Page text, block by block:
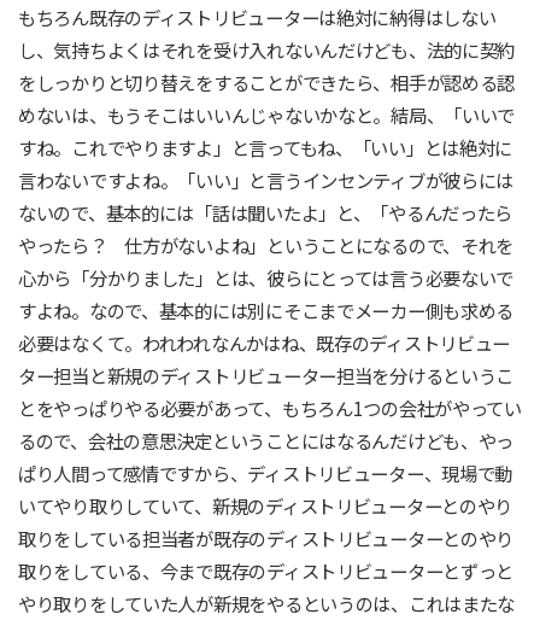
もちろん既存のディストリビューターは絶対に納得はしない
し、気持ちよくはそれを受け入れないんだけども、法的に契約
をしっかりと切り替えをすることができたら、相手が認める認
めないは、もうそこはいいんじゃないかなと。結局、「いいで
すね。これでやりますよ」と言ってもね、「いい」とは絶対に
言わないですよね。「いい」と言うインセンティブが彼らには
ないので、基本的には「話は聞いたよ」と、「やるんだったら
やったら？ 仕方がないよね」ということになるので、それを
心から「分かりました」とは、彼らにとっては言う必要ないで
すよね。なので、基本的には別にそこまでメーカー側も求める
必要はなくて。われわれなんかはね、既存のディストリビュー
ター担当と新規のディストリビューター担当を分けるというこ
とをやっぱりやる必要があって、もちろん1つの会社がやってい
るので、会社の意思決定ということにはなるんだけども、やっ
ぱり人間って感情ですから、ディストリビューター、現場で動
いてやり取りしていて、新規のディストリビューターとのやり
取りをしている担当者が既存のディストリビューターとのやり
取りをしている、今まで既存のディストリビューターとずっと
やり取りをしていた人が新規をやるというのは、これはまたな